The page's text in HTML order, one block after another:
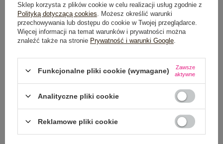
Szara midi spódnica z ozdobnymi
guzikami
109,99 zł
Czarny damski sweter z warkoczami
64,99 zł
NEWSLETTER
Sklep korzysta z plików cookie w celu realizacji usług zgodnie z
Polityką dotyczącą cookies . Możesz określić warunki
przechowywania lub dostępu do cookie w Twojej przeglądarce.
Więcej informacji na temat warunków i prywatności można
znaleźć także na stronie Prywatność i warunki Google
Funkcjonalne pliki cookie (wymagane)
Zawsze
aktywne
Analityczne pliki cookie
Reklamowe pliki cookie